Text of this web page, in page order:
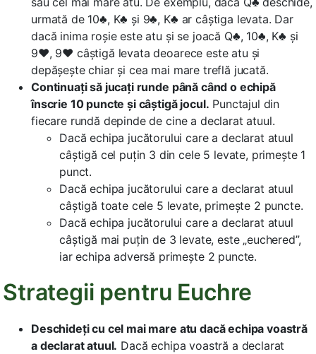
urmată de 10♣, K♣ și 9♣, K♣ ar câștiga levata. Dar
dacă inima roșie este atu și se joacă Q♣, 10♣, K♣ și
9♥, 9♥ câștigă levata deoarece este atu și
depășește chiar și cea mai mare treflă jucată.
Continuați să jucați runde până când o echipă
înscrie 10 puncte și câștigă jocul. Punctajul din
fiecare rundă depinde de cine a declarat atuul.
Dacă echipa jucătorului care a declarat atuul
câștigă cel puțin 3 din cele 5 levate, primește 1
punct.
Dacă echipa jucătorului care a declarat atuul
câștigă toate cele 5 levate, primește 2 puncte.
Dacă echipa jucătorului care a declarat atuul
câștigă mai puțin de 3 levate, este „euchered”,
iar echipa adversă primește 2 puncte.
Strategii pentru Euchre
Deschideți cu cel mai mare atu dacă echipa voastră
a declarat atuul. Dacă echipa voastră a declarat